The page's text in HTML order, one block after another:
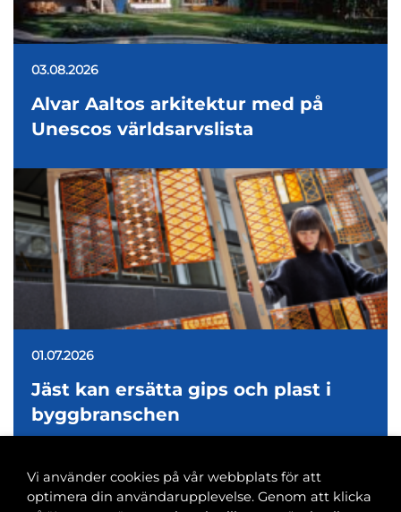
03.08.2026
Alvar Aaltos arkitektur med på
Unescos världsarvslista
01.07.2026
Jäst kan ersätta gips och plast i
byggbranschen
Vi använder cookies på vår webbplats för att
optimera din användarupplevelse. Genom att klicka